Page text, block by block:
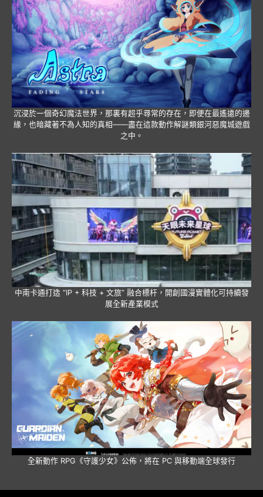
沉浸於一個奇幻魔法世界，那裏有超乎尋常的存在，即便在最遙遠的邊
緣，也暗藏著不為人知的真相——盡在這款動作解謎類銀河惡魔城遊戲
之中。
中南卡通打造 “IP + 科技 + 文旅” 融合標杆，開創國漫實體化可持續發
展全新產業模式
全新動作 RPG《守護少女》公佈，將在 PC 與移動端全球發行